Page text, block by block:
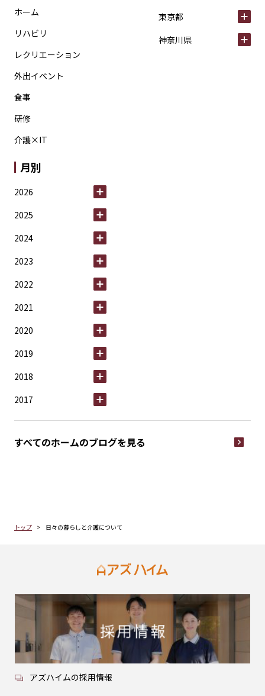
トップ 日々の暮らしと介護について
ホーム
リハビリ
レクリエーション
外出イベント
食事
研修
介護×IT
東京都
神奈川県
月別
2026
2025
2024
2023
2022
2021
2020
2019
2018
2017
すべてのホームのブログを見る
アズハイムの採用情報